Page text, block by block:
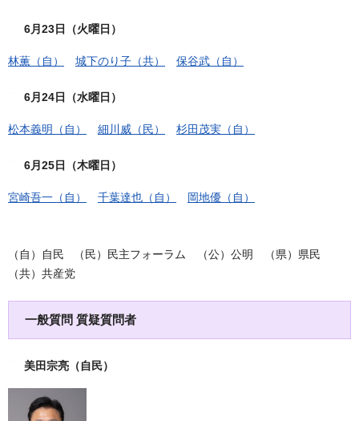
6月23日（火曜日）
林薫（自） 城下のり子（共） 保谷武（自）
6月24日（水曜日）
松本義明（自） 細川威（民） 杉田茂実（自）
6月25日（木曜日）
宮崎吾一（自） 千葉達也（自） 岡地優（自）
（自）自民 （民）民主フォーラム （公）公明 （県）県民
（共）共産党
一般質問 質疑質問者
美田宗亮（自民）